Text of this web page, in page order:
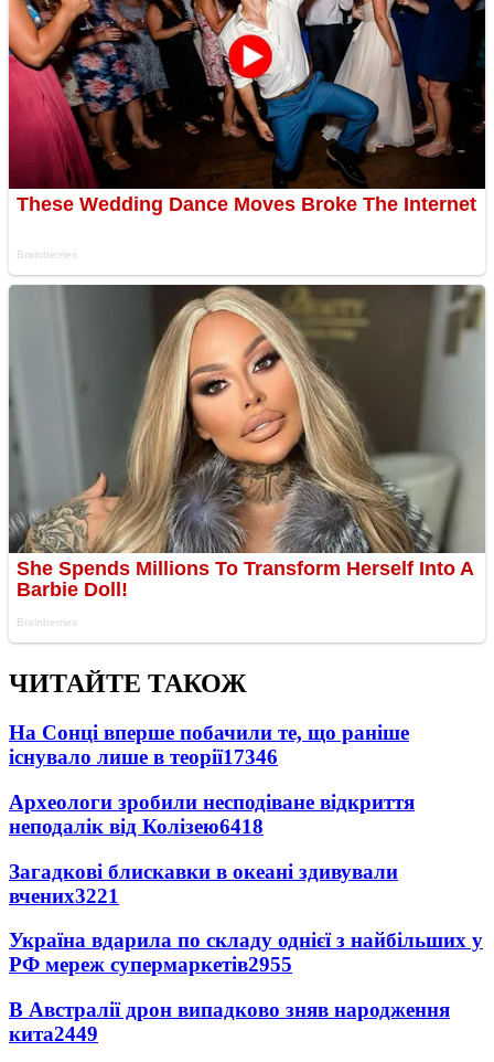
ЧИТАЙТЕ ТАКОЖ
На Сонці вперше побачили те, що раніше
існувало лише в теорії17346
Археологи зробили несподіване відкриття
неподалік від Колізею6418
Загадкові блискавки в океані здивували
вчених3221
Україна вдарила по складу однієї з найбільших у
РФ мереж супермаркетів2955
В Австралії дрон випадково зняв народження
кита2449